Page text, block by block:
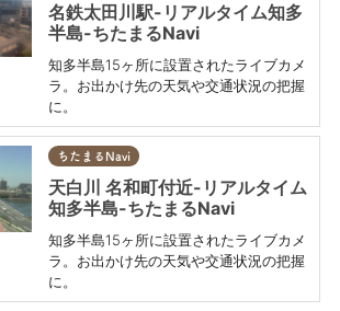
名鉄太田川駅-リアルタイム知多
半島-ちたまるNavi
知多半島15ヶ所に設置されたライブカメ
ラ。お出かけ先の天気や交通状況の把握
に。
ちたまるNavi
天白川 名和町付近-リアルタイム
知多半島-ちたまるNavi
知多半島15ヶ所に設置されたライブカメ
ラ。お出かけ先の天気や交通状況の把握
に。